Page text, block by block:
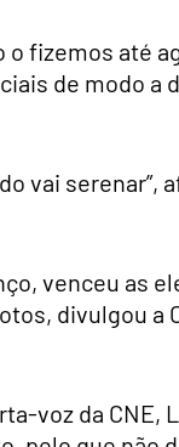
fizemos até
de modo a
vai serenar”,
venceu as
divulgou a
voz da CNE,